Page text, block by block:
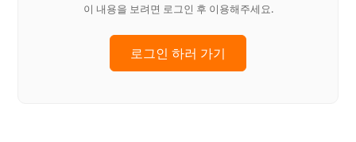
이 내용을 보려면 로그인 후 이용해주세요.
로그인 하러 가기